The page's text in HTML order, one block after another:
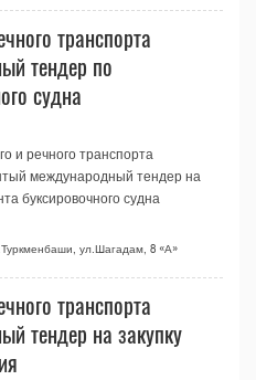
транспорта
тендер по
судна
и речного транспорта
международный тендер на
буксировочного судна
ул.Шагадам, 8 «А»
транспорта
тендер на закупку